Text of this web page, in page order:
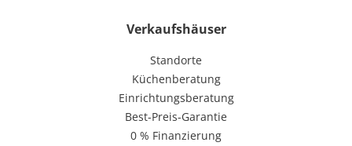
Verkaufshäuser
Standorte
Küchenberatung
Einrichtungsberatung
Best-Preis-Garantie
0 % Finanzierung